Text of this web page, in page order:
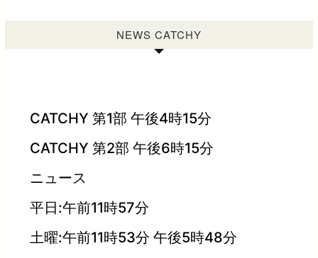
NEWS CATCHY
CATCHY 第1部 午後4時15分
CATCHY 第2部 午後6時15分
ニュース
平日:午前11時57分
土曜:午前11時53分 午後5時48分